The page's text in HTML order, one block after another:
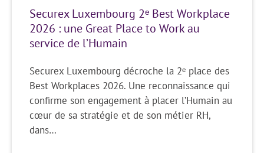
Securex Luxembourg 2ᵉ Best Workplace
2026 : une Great Place to Work au
service de l’Humain
Securex Luxembourg décroche la 2ᵉ place des
Best Workplaces 2026. Une reconnaissance qui
confirme son engagement à placer l’Humain au
cœur de sa stratégie et de son métier RH,
dans…